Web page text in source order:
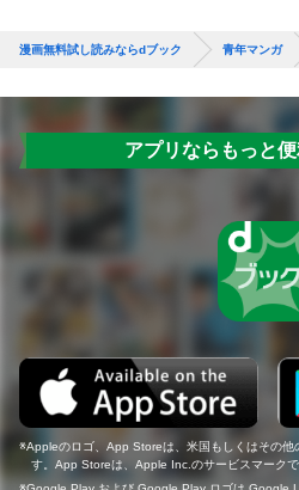
漫画無料試し読みならdブック 青年マンガ
アプリならもっと便
Appleのロゴ、App Storeは、米国もしくはその
す。App Storeは、Apple Inc.のサービスマークで